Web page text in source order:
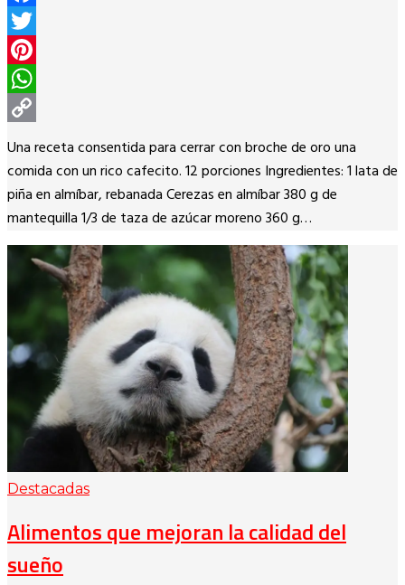
Facebook
Twitter
Pinterest
WhatsApp
Copy
Link
Una receta consentida para cerrar con broche de oro una
comida con un rico cafecito. 12 porciones Ingredientes: 1 lata de
piña en almíbar, rebanada Cerezas en almíbar 380 g de
mantequilla 1/3 de taza de azúcar moreno 360 g…
Destacadas
Alimentos que mejoran la calidad del
sueño